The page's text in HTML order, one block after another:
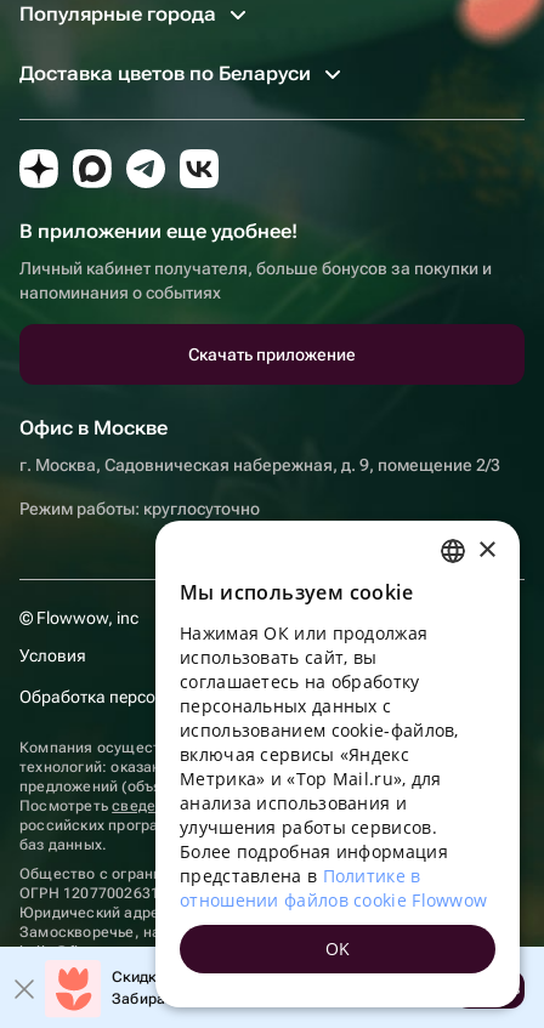
Популярные города
Доставка цветов по Беларуси
В приложении еще удобнее!
Личный кабинет получателя, больше бонусов за покупки и
напоминания о событиях
Скачать приложение
Офис в Москве
г. Москва, Садовническая набережная, д. 9, помещение 2/3
Режим работы: круглосуточно
© Flowwow, inc
Условия
Обработка персональных данных
Компания осуществляет деятельность в области информационных
технологий: оказание услуг в сети “Интернет” по размещению
предложений (объявлений) продавцов о реализации товаров.
Посмотретьсведения о программах, включенных в реестр
российских программ для электронных вычислительных машин и
баз данных.
Общество с ограниченной ответственностью «ФЛАУВАУ»
ОГРН 1207700263198, ИНН 9702020445
Юридический адрес: г. Москва, вн.тер. г. Муниципальный округ
Замоскворечье, наб. Садовническая, д. 9, помещ. 2/3.
hello@flowwow.com
8 800 555-16-15
Применяютсярекомендательные технологии
Скидка до 10% на первый заказ!
Забирайте промокод в приложении!
Открыть
ENGLISH
UKRAINIAN
PORTUGUESE
FRENCH
TURKISH
POLISH
×
Мы используем сookie
Нажимая ОК или продолжая
использовать сайт, вы
соглашаетесь на обработку
персональных данных с
использованием cookie-файлов,
включая сервисы «Яндекс
Метрика» и «Top Mail.ru», для
анализа использования и
улучшения работы сервисов.
Более подробная информация
представлена в Политике в
отношении файлов cookie Flowwow
OK